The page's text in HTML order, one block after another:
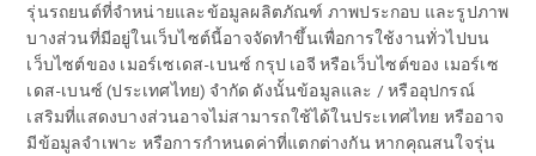
All Coupés
CLE Coupé
Mercedes-
AMG GT
Coupé
รุ่นรถยนต์ที่จำหน่ายและข้อมูลผลิตภัณฑ์ ภาพประกอบ และรูปภาพ
บางส่วนที่มีอยู่ในเว็บไซต์นี้อาจจัดทำขึ้นเพื่อการใช้งานทั่วไปบน
เว็บไซต์ของ เมอร์เซเดส-เบนซ์ กรุป เอจี หรือเว็บไซต์ของ เมอร์เซ
เดส-เบนซ์ (ประเทศไทย) จำกัด ดังนั้นข้อมูลและ / หรืออุปกรณ์
เสริมที่แสดงบางส่วนอาจไม่สามารถใช้ได้ในประเทศไทย หรืออาจ
มีข้อมูลจำเพาะ หรือการกำหนดค่าที่แตกต่างกัน หากคุณสนใจรุ่น